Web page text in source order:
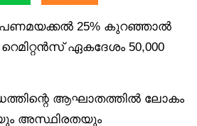
25% കുറഞ്ഞാൽ
ഏകദേശം 50,000
ആഘാതത്തിൽ ലോകം
അസ്ഥിരതയും